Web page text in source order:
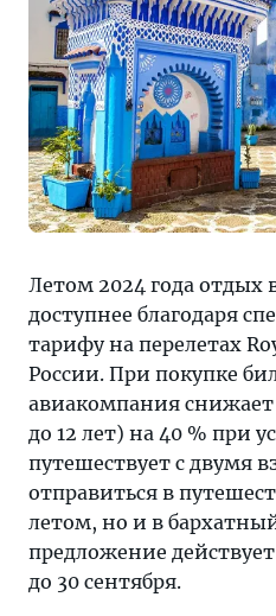
Летом 2024 года отдых
доступнее благодаря
тарифу на перелетах
России. При покупке
авиакомпания снижает
до 12 лет) на 40 % при
путешествует с двумя
отправиться в
летом, но и в
предложение
до 30 сентября.